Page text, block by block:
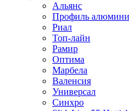
Альянс
Профиль
Риал
Топ-лайн
Рамир
Оптима
Марбела
Валенсия
Универсал
Синхро